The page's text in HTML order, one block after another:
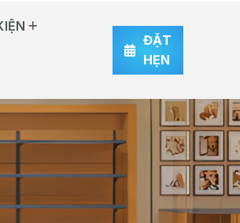
ĐẶT
HẸN